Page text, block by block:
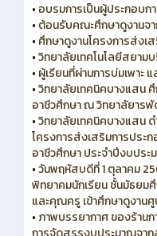
• อบรมการเป็นผู้ประกอบก
• ต้อนรับคณะศึกษาดูงานจ
• ศึกษาดูงานโครงการส่งเ
•วิทยาลัยเทคโนโลยีสยาม
• ผู้เรียนที่ผ่านการบ่มเพาะ
•วิทยาลัยเทคนิคบางแสน
อาชีวศึกษา ณ วิทยาลัยาร
•วิทยาลัยเทคนิคบางแสน ด
โครงการส่งเสริมการประ
อาชีวศึกษา ประจำปีงบปร
•วันพฤหัสบดีที่ 1 ตุลาคม
พิทยาคมนักเรียน ชั้นมัธยม
และคุณครู เข้าศึกษาดูงาน
• ภาพบรรยากาศ ของร้าน